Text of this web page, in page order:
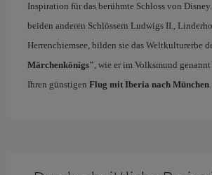
Inspiration für das berühmte Schloss von
beiden anderen Schlössern Ludwigs II.,
Herrenchiemsee, bilden sie das Weltkulturerbe
Märchenkönigs", wie er im Volksmund
Ihren günstigen Flug mit Iberia nach München.